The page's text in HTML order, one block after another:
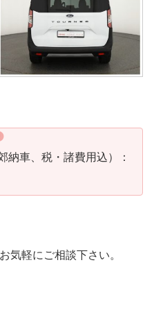
納車、税・諸費用込）：
気軽にご相談下さい。